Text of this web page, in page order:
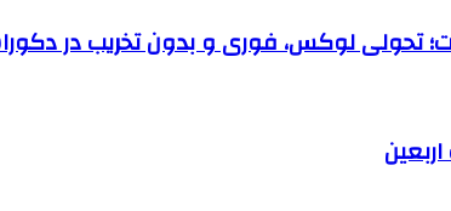
تحولی لوکس، فوری و بدون تخریب در